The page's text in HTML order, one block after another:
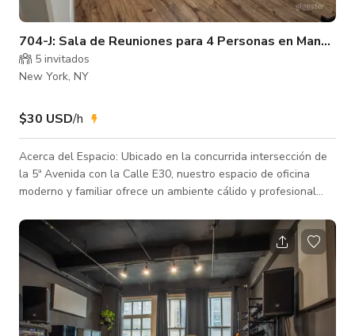
704-J: Sala de Reuniones para 4 Personas en
5 invitados
New York, NY
$30 USD/h
Acerca del Espacio: Ubicado en la concurrida intersección de
la 5ª Avenida con la Calle E30, nuestro espacio de oficina
moderno y familiar ofrece un ambiente cálido y profesional
flexibles en el corazón de la ciudad de Nueva York. Con
opciones de alquiler a corto plazo, facilitamos que su negocio
prospere sin la carga de altos costos de alquiler. Ideal Para:
Esta oficina es perfecta para reuniones de equipo, sesiones
de trabajo col